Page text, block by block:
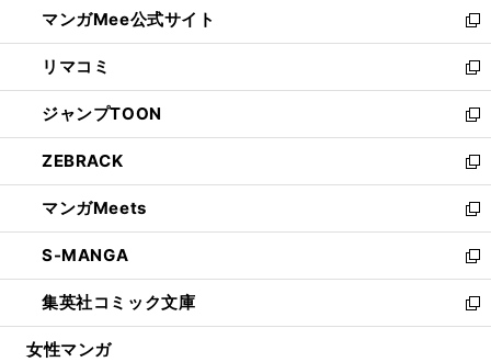
く
ド
ウ
で
開
く
ィ
ン
ド
ウ
で
開
く
い
ウ
ィ
ン
ド
ウ
で
開
く
マンガMee公式サイト
新
し
い
ウ
ィ
ン
ド
ウ
で
開
く
リマコミ
新
し
い
ウ
ィ
ン
ド
ウ
で
開
く
ジャンプTOON
新
し
い
ウ
ィ
ン
ド
ウ
で
開
ZEBRACK
新
し
い
ウ
ィ
ン
ド
ウ
マンガMeets
新
し
い
ウ
ィ
ン
S-MANGA
新
し
い
ウ
集英社コミック文庫
新
し
女性マンガ